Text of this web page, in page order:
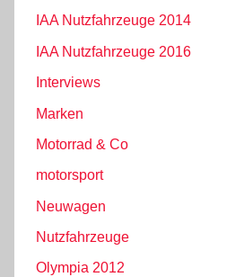
IAA Nutzfahrzeuge 2014
IAA Nutzfahrzeuge 2016
Interviews
Marken
Motorrad & Co
motorsport
Neuwagen
Nutzfahrzeuge
Olympia 2012